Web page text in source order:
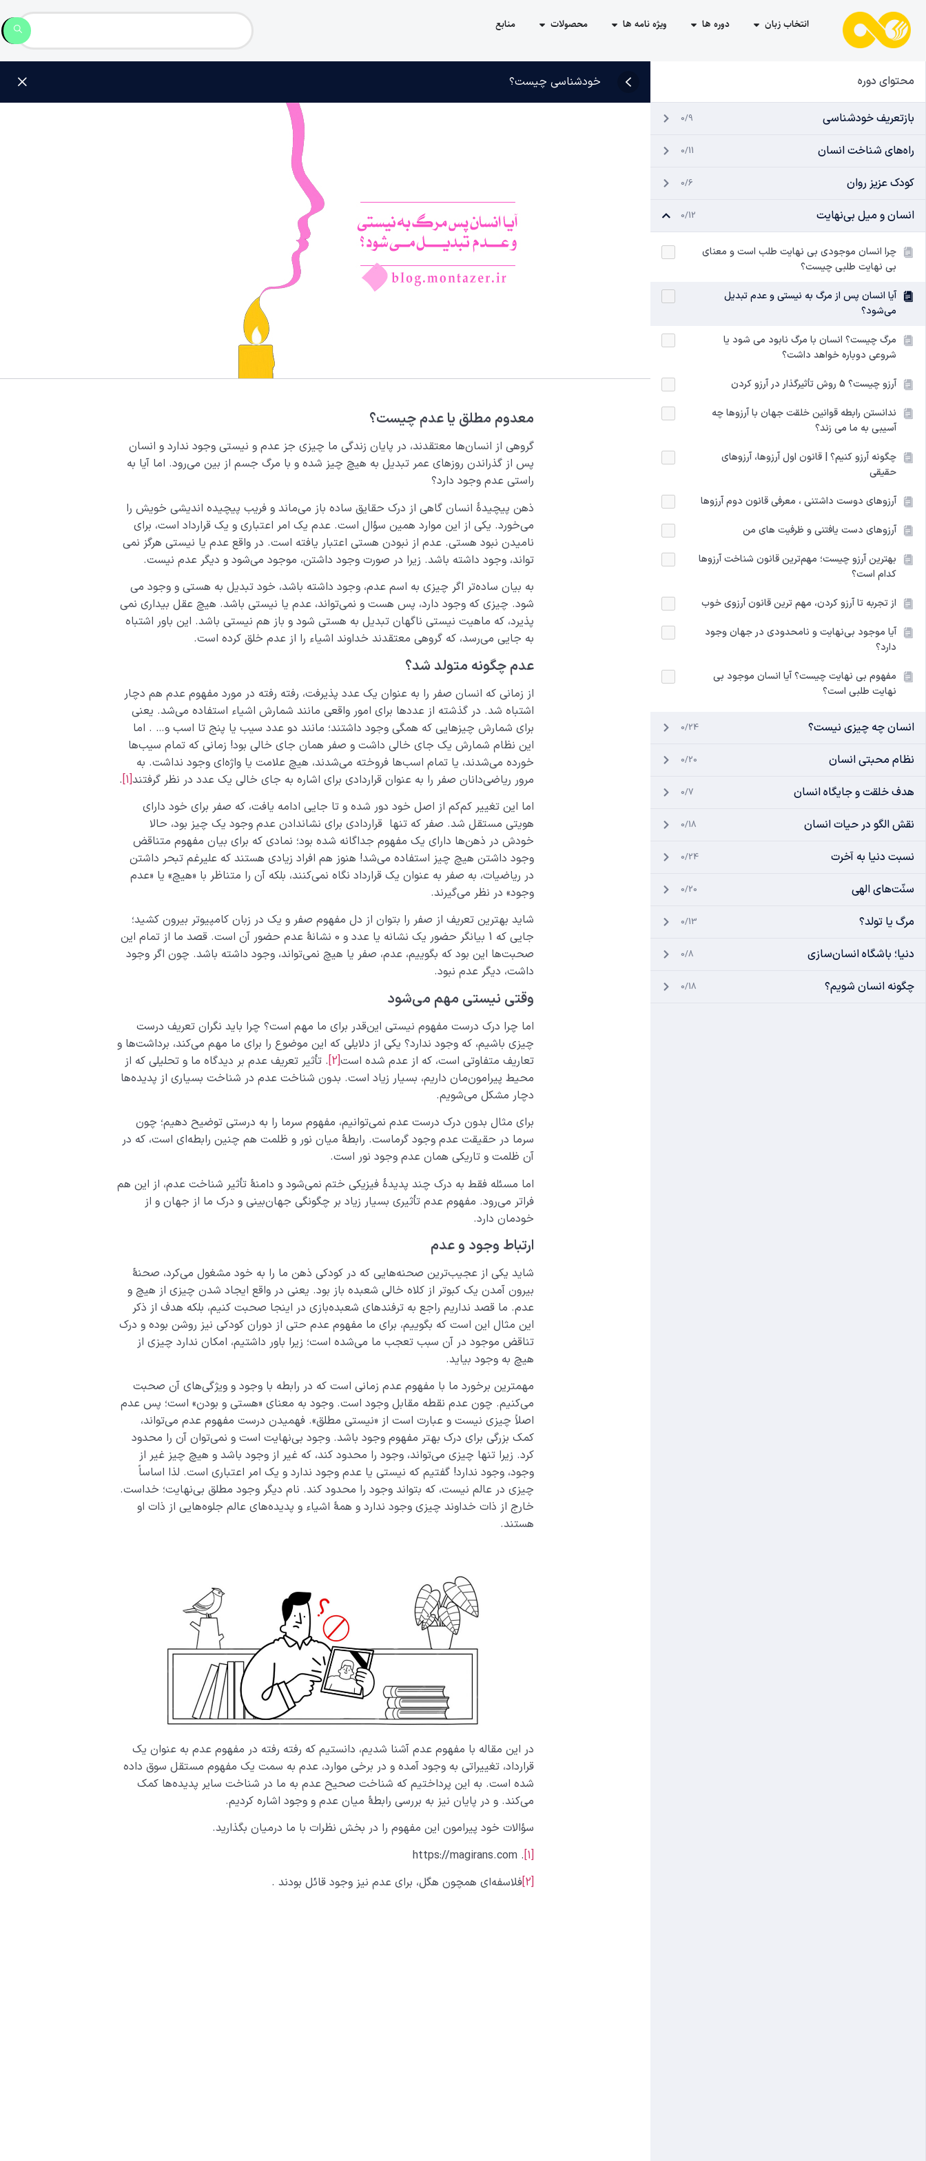
انتخاب زبان دوره ها ویژه نامه ها محصولات منابع
محتوای دوره
بازتعریف خودشناسی 0/9
راه‌های شناخت انسان 0/11
کودک عزیز روان 0/6
انسان و میل بی‌نهایت 0/12
چرا انسان موجودی بی نهایت طلب است و معنای
بی نهایت طلبی چیست؟
آیا انسان پس از مرگ به نیستی و عدم تبدیل
می‌شود؟
مرگ چیست؟ انسان با مرگ نابود می شود یا
شروعی دوباره خواهد داشت؟
آرزو چیست؟ 5 روش تأثیرگذار در آرزو کردن
ندانستن رابطه قوانین خلقت جهان با آرزوها چه
آسیبی به ما می زند؟
چگونه آرزو کنیم؟ | قانون اول آرزوها، آرزوهای
حقیقی
آرزوهای دوست داشتنی ، معرفی قانون دوم آرزوها
آرزوهای دست یافتنی و ظرفیت های من
بهترین آرزو چیست؛ مهم‌ترین قانون شناخت آرزوها
کدام است؟
از تجربه تا آرزو کردن، مهم ترین قانون آرزوی خوب
آیا موجود بی‌نهایت‌ و نامحدودی در جهان وجود
دارد؟
مفهوم بی نهایت چیست؟ آیا انسان موجود بی‌
نهایت طلبی است؟
انسان چه چیزی نیست؟ 0/24
نظام محبتی انسان 0/20
هدف خلقت و جایگاه انسان 0/7
نقش الگو در حیات انسان 0/18
نسبت دنیا به آخرت 0/24
سنّت‌های الهی 0/20
مرگ یا تولد؟ 0/13
دنیا؛ باشگاه انسان‌سازی 0/8
چگونه انسان شویم؟ 0/18
خودشناسی چیست؟
معدوم مطلق یا عدم چیست؟
گروهی از انسان­‌ها معتقدند، در پایان زندگی ما چیزی جز عدم و نیستی وجود ندارد و انسان
پس از گذراندن روزهای عمر تبدیل به هیچ چیز ­شده و با مرگ جسم از بین می­‌رود. اما آیا به
راستی عدم وجود دارد؟
ذهن پیچیدۀ انسان گاهی از درک حقایق ساده باز می­‌ماند و فریب پیچیده اندیشی خویش را
می­‌خورد. یکی از این موارد همین سؤال است. عدم یک امر اعتباری و یک قرارداد است، برای
نامیدن نبود هستی. عدم از نبودن هستی اعتبار یافته است. در واقع عدم یا نیستی هرگز نمی­‌
تواند، وجود داشته باشد. زیرا در صورت وجود داشتن، موجود می­‌شود و دیگر عدم نیست.
به بیان ساده‌تر اگر چیزی به اسم عدم، وجود داشته باشد، خود تبدیل به هستی و وجود می­‌
شود. چیزی که وجود دارد، پس هست و نمی­‌تواند، عدم یا نیستی باشد. هیچ عقل بیداری نمی­‌
پذیرد، که ماهیت نیستی ناگهان تبدیل به هستی شود و باز هم نیستی باشد. این باور اشتباه
به جایی می­‌رسد، که گروهی معتقدند خداوند اشیاء را از عدم خلق کرده است.
عدم چگونه متولد شد؟
از زمانی که انسان صفر را به عنوان یک عدد پذیرفت، رفته رفته در مورد مفهوم عدم هم دچار
اشتباه شد. در گذشته از عددها برای امور واقعی مانند شمارش اشیاء استفاده می‌شد. یعنی
برای شمارش چیزهایی که همگی وجود داشتند؛ مانند دو عدد سیب یا پنج تا اسب و… . اما
این نظام شمارش یک جای خالی داشت و صفر همان جای خالی بود! زمانی که تمام سیب‌ها
خورده می‌شدند، یا تمام اسب‌ها فروخته می‌شدند، هیچ علامت یا واژه‌ای وجود نداشت. به
مرور ریاضی‌دانان صفر را به عنوان قراردادی برای اشاره به جای خالی یک عدد در نظر گرفتند[1]
.
اما این تغییر کم‌کم از اصل خود دور شده و تا جایی ادامه یافت، که صفر برای خود دارای
هویتی مستقل شد. صفر که تنها قراردادی برای نشان­دادن عدم وجود یک چیز بود، حالا
خودش در ذهن­‌ها دارای یک مفهوم جداگانه شده بود؛ نمادی که برای بیان مفهوم متناقض
وجود داشتن هیچ چیز استفاده می‌شد! هنوز هم افراد زیادی هستند که علی­رغم تبحر داشتن
در ریاضیات، به صفر به عنوان یک قرارداد نگاه نمی‌کنند، بلکه آن را متناظر با «هیچ» یا «عدم
وجود» در نظر می‌گیرند.
شاید بهترین تعریف از صفر را بتوان از دل مفهوم صفر و یک در زبان کامپیوتر بیرون کشید؛
جایی که 1 بیانگر حضور یک نشانه یا عدد و 0 نشانۀ عدم حضور آن است. قصد ما از تمام این
صحبت­‌ها این بود که بگوییم، عدم، صفر یا هیچ نمی‌تواند، وجود داشته باشد. چون اگر وجود
داشت، دیگر عدم نبود.
وقتی نیستی مهم می‌­شود
اما چرا درک درست مفهوم نیستی این‌قدر برای ما مهم است؟ چرا باید نگران تعریف درست
چیزی باشیم، که وجود ندارد؟ یکی از دلایلی که این موضوع را برای ما مهم می­‌کند، برداشت­‌ها و
تعاریف متفاوتی است، که از عدم شده است[2]
. تأثیر تعریف عدم بر دیدگاه ما و تحلیلی که از
محیط پیرامون‌مان داریم، بسیار زیاد است. بدون شناخت عدم در شناخت بسیاری از پدیده‌­ها
دچار مشکل می­‌شویم.
برای مثال بدون درک درست عدم نمی­‌توانیم، مفهوم سرما را به درستی توضیح دهیم؛ چون
سرما در حقیقت عدم وجود گرماست. رابطۀ میان نور و ظلمت هم چنین رابطه‌ای است، که در
آن ظلمت و تاریکی همان عدم وجود نور است.
اما مسئله فقط به درک چند پدیدۀ فیزیکی ختم نمی­‌شود و دامنۀ تأثیر شناخت عدم، از این هم
فراتر می‌­رود. مفهوم عدم تأثیری بسیار زیاد بر چگونگی جهان‌بینی و درک ما از جهان و از
خودمان دارد.
ارتباط وجود و عدم
شاید یکی از عجیب­‌ترین صحنه­‌هایی که در کودکی ذهن ما را به خود مشغول می‌کرد، صحنۀ
بیرون آمدن یک کبوتر از کلاه خالی شعبده باز بود. یعنی در واقع ایجاد شدن چیزی از هیچ و
عدم. ما قصد نداریم راجع به ترفندهای شعبده‌­بازی در اینجا صحبت کنیم، بلکه هدف از ذکر
این مثال این است که بگوییم، برای ما مفهوم عدم حتی از دوران کودکی نیز روشن بوده و درک
تناقض موجود در آن سبب تعجب ما می‌شده است؛ زیرا باور داشتیم، امکان ندارد چیزی از
هیچ به وجود بیاید.
مهمترین برخورد ما با مفهوم عدم زمانی است که در رابطه با وجود و ویژگی­‌های آن صحبت
می­‌کنیم. چون عدم نقطه مقابل وجود است. وجود به معنای «هستی و بودن» است؛ پس عدم
اصلاً چیزی نیست و عبارت است از «نیستی مطلق». فهمیدن درست مفهوم عدم می­‌تواند،
کمک بزرگی برای درک بهتر مفهوم وجود باشد. وجود بی­‌نهایت است و نمی‌توان آن را محدود
کرد. زیرا تنها چیزی می­‌تواند، وجود را محدود کند، که غیر از وجود باشد و هیچ چیز غیر از
وجود، وجود ندارد! گفتیم که نیستی یا عدم وجود ندارد و یک امر اعتباری است. لذا اساساً
چیزی در عالم نیست، که بتواند وجود را محدود کند. نام دیگر وجود مطلق بی‌نهایت؛ خداست.
خارج از ذات خداوند چیزی وجود ندارد و همۀ اشیاء و پدیده‌­های عالم جلوه‌هایی از ذات او
هستند.
در این مقاله با مفهوم عدم آشنا شدیم، دانستیم که رفته رفته در مفهوم عدم به عنوان یک
قرارداد، تغییراتی به وجود آمده و در برخی موارد، عدم به سمت یک مفهوم مستقل سوق داده
شده است. به این پرداختیم که شناخت صحیح عدم به ما در شناخت سایر پدیده‌­ها کمک
می‌­کند. و در پایان نیز به بررسی رابطۀ میان عدم و وجود اشاره کردیم.
سؤالات خود پیرامون این مفهوم را در بخش نظرات با ما درمیان بگذارید.
[1]
. https://magirans.com
[2] فلاسفه­‌ای همچون هگل، برای عدم نیز وجود قائل بودند .